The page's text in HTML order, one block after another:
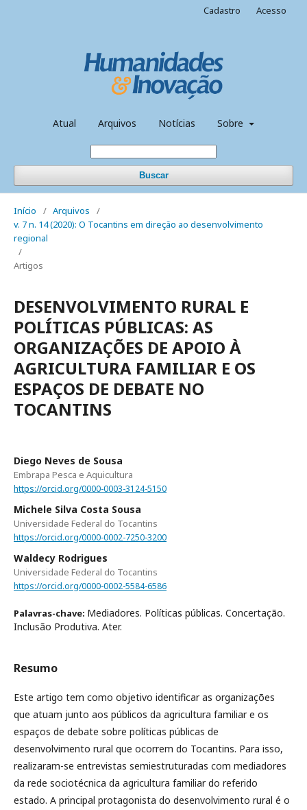
Atual Arquivos Notícias Sobre
Buscar
Cadastro Acesso
Início / Arquivos
/
v. 7 n. 14 (2020): O Tocantins em direção ao desenvolvimento
regional
/
Artigos
DESENVOLVIMENTO RURAL E
POLÍTICAS PÚBLICAS: AS
ORGANIZAÇÕES DE APOIO À
AGRICULTURA FAMILIAR E OS
ESPAÇOS DE DEBATE NO
TOCANTINS
Diego Neves de Sousa
Embrapa Pesca e Aquicultura
https://orcid.org/0000-0003-3124-5150
Michele Silva Costa Sousa
Universidade Federal do Tocantins
https://orcid.org/0000-0002-7250-3200
Waldecy Rodrigues
Universidade Federal do Tocantins
https://orcid.org/0000-0002-5584-6586
Palavras-chave: Mediadores. Políticas públicas. Concertação.
Inclusão Produtiva. Ater.
Resumo
Este artigo tem como objetivo identificar as organizações
que atuam junto aos públicos da agricultura familiar e os
espaços de debate sobre políticas públicas de
desenvolvimento rural que ocorrem do Tocantins. Para isso,
realizaram-se entrevistas semiestruturadas com mediadores
da rede sociotécnica da agricultura familiar do referido
estado. A principal protagonista do desenvolvimento rural é o